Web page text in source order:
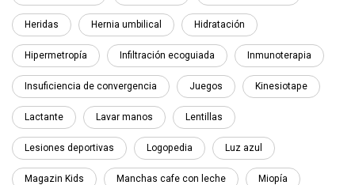
Heridas Hernia umbilical Hidratación
Hipermetropía Infiltración ecoguiada Inmunoterapia
Insuficiencia de convergencia Juegos Kinesiotape
Lactante Lavar manos Lentillas
Lesiones deportivas Logopedia Luz azul
Magazin Kids Manchas cafe con leche Miopía